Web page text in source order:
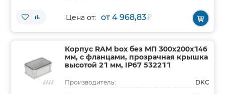
Цена от: от 4 968,83₽
Корпус RAM box без МП 300х200х146
мм, с фланцами, прозрачная крышка
высотой 21 мм, IP67 532211
Производитель: DKC